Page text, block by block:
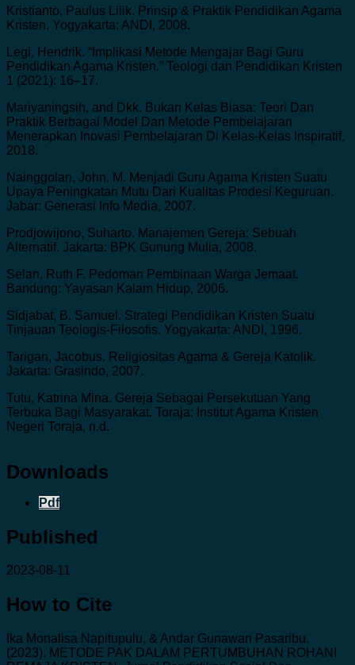
Kristianto, Paulus Lilik. Prinsip & Praktik Pendidikan Agama
Kristen. Yogyakarta: ANDI, 2008.
Legi, Hendrik. “Implikasi Metode Mengajar Bagi Guru
Pendidikan Agama Kristen.” Teologi dan Pendidikan Kristen
1 (2021): 16–17.
Mariyaningsih, and Dkk. Bukan Kelas Biasa: Teori Dan
Praktik Berbagai Model Dan Metode Pembelajaran
Menerapkan Inovasi Pembelajaran Di Kelas-Kelas Inspiratif,
2018.
Nainggolan, John. M. Menjadi Guru Agama Kristen Suatu
Upaya Peningkatan Mutu Dari Kualitas Prodesi Keguruan.
Jabar: Generasi Info Media, 2007.
Prodjowijono, Suharto. Manajemen Gereja: Sebuah
Alternatif. Jakarta: BPK Gunung Mulia, 2008.
Selan, Ruth F. Pedoman Pembinaan Warga Jemaat.
Bandung: Yayasan Kalam Hidup, 2006.
Sidjabat, B. Samuel. Strategi Pendidikan Kristen Suatu
Tinjauan Teologis-Filosofis. Yogyakarta: ANDI, 1996.
Tarigan, Jacobus. Religiositas Agama & Gereja Katolik.
Jakarta: Grasindo, 2007.
Tutu, Katrina Mina. Gereja Sebagai Persekutuan Yang
Terbuka Bagi Masyarakat. Toraja: Institut Agama Kristen
Negeri Toraja, n.d.
Downloads
Pdf
Published
2023-08-11
How to Cite
Ika Monalisa Napitupulu, & Andar Gunawan Pasaribu.
(2023). METODE PAK DALAM PERTUMBUHAN ROHANI